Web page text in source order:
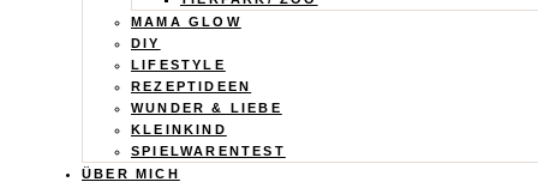
MAMA GLOW
DIY
LIFESTYLE
REZEPTIDEEN
WUNDER & LIEBE
KLEINKIND
SPIELWARENTEST
ÜBER MICH